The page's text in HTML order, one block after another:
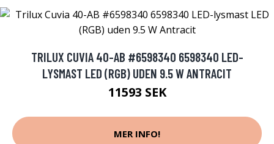
TRILUX CUVIA 40-AB #6598340 6598340 LED-
LYSMAST LED (RGB) UDEN 9.5 W ANTRACIT
11593 SEK
MER INFO!